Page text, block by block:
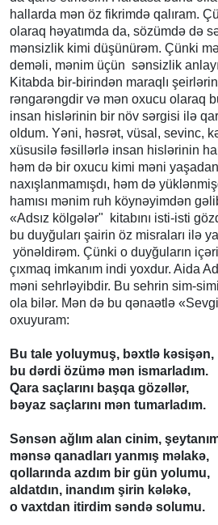
hallarda mən öz fikrimdə qalıram.
olaraq həyatımda da, sözümdə də
mənsizlik kimi düşünürəm. Çünki
deməli, mənim üçün sənsizlik
Kitabda bir-birindən maraqlı
rəngarəngdir və mən oxucu olaraq
insan hislərinin bir növ sərgisi ilə
oldum. Yəni, həsrət, vüsal, sevinc,
xüsusilə fəsillərlə insan hislərinin
həm də bir oxucu kimi məni
naxışlanmamışdı, həm də
hamısı mənim ruh köynəyimdən
«Adsız kölgələr" kitabını isti-isti
bu duyğuları şairin öz misraları ilə
yönəldirəm. Çünki o duyğuların
çıxmaq imkanım indi yoxdur. Aida
məni sehrləyibdir. Bu sehrin sim-
ola bilər. Mən də bu qənaətlə
oxuyuram:
Bu tale yoluymuş, bəxtlə kəsişən,
bu dərdi özümə mən ismarladım.
Qara saçlarını başqa gözəllər,
bəyaz saçlarını mən tumarladım.
Sənsən ağlım alan cinim,
mənsə qanadları yanmış məlakə,
qollarında azdım bir gün yolumu,
aldatdın, inandım şirin kələkə,
o vaxtdan itirdim səndə solumu.